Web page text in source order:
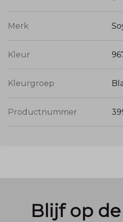
Merk
Kleur
Kleurgroep
Productnummer
Blijf op